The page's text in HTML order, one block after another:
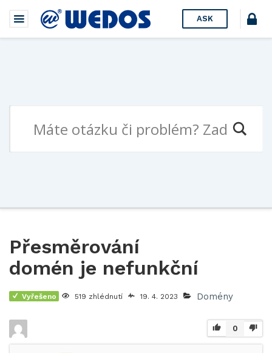
ASK
Přesměrování
domén je nefunkční
Vyřešeno 519 zhlédnutí 19. 4. 2023 Domény
0